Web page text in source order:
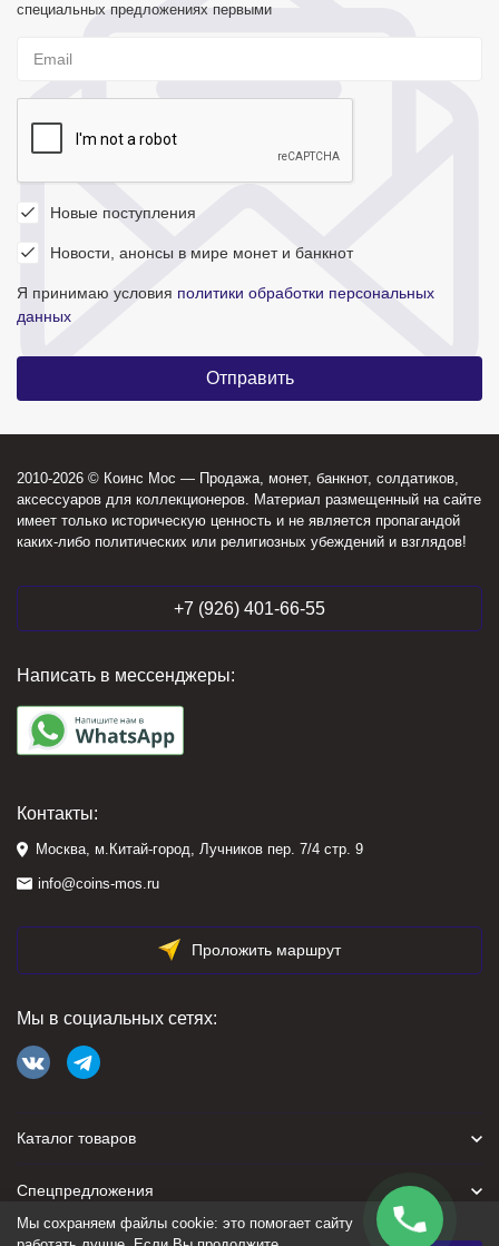
специальных предложениях первыми
Новые поступления
Новости, анонсы в мире монет и банкнот
Я принимаю условия политики обработки персональных
данных
2010-2026 © Коинс Мос — Продажа, монет, банкнот, солдатиков,
аксессуаров для коллекционеров. Материал размещенный на сайте
имеет только историческую ценность и не является пропагандой
каких-либо политических или религиозных убеждений и взглядов!
+7 (926) 401-66-55
Написать в мессенджеры:
Контакты:
Москва, м.Китай-город, Лучников пер. 7/4 стр. 9
info@coins-mos.ru
Проложить маршрут
Мы в социальных сетях:
Каталог товаров
Спецпредложения
Мы сохраняем файлы cookie: это помогает сайту